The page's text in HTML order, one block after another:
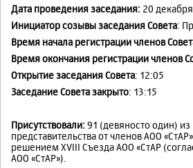
Дата проведения заседания: 20
Инициатор созывы заседания Совета:
Время начала регистрации членов
Время окончания регистрации членов
Открытие заседания Совета: 12:05
Заседание Совета закрыто: 13:15
Присутствовали:91 (девяносто один)
представительства от членов АОО
решением XVIII Съезда АОО «СтАР
АОО «СтАР»).